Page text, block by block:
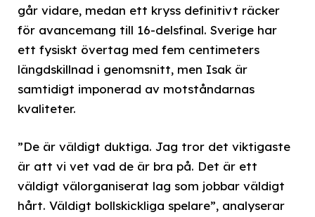
går vidare, medan ett kryss definitivt räcker
för avancemang till 16-delsfinal. Sverige har
ett fysiskt övertag med fem centimeters
längdskillnad i genomsnitt, men Isak är
samtidigt imponerad av motståndarnas
kvaliteter.
”De är väldigt duktiga. Jag tror det viktigaste
är att vi vet vad de är bra på. Det är ett
väldigt välorganiserat lag som jobbar väldigt
hårt. Väldigt bollskickliga spelare”, analyserar